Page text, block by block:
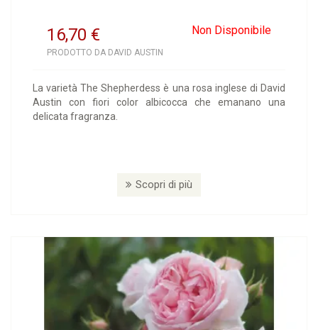
16,70 Non Disponibile
€
PRODOTTO DA DAVID AUSTIN
La varietà The Shepherdess è una rosa inglese di David
Austin con fiori color albicocca che emanano una
delicata fragranza.
Scopri di più